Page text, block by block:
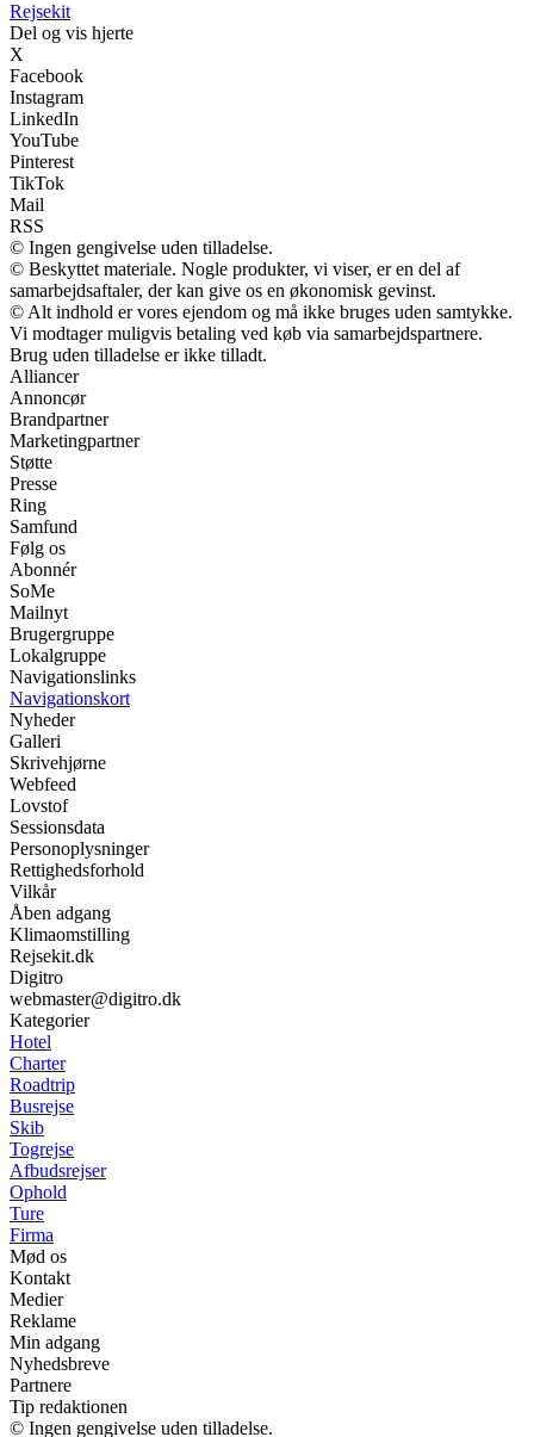
Rejsekit
Del og vis hjerte
X
Facebook
Instagram
LinkedIn
YouTube
Pinterest
TikTok
Mail
RSS
© Ingen gengivelse uden tilladelse.
© Beskyttet materiale. Nogle produkter, vi viser, er en del af
samarbejdsaftaler, der kan give os en økonomisk gevinst.
© Alt indhold er vores ejendom og må ikke bruges uden samtykke.
Vi modtager muligvis betaling ved køb via samarbejdspartnere.
Brug uden tilladelse er ikke tilladt.
Alliancer
Annoncør
Brandpartner
Marketingpartner
Støtte
Presse
Ring
Samfund
Følg os
Abonnér
SoMe
Mailnyt
Brugergruppe
Lokalgruppe
Navigationslinks
Navigationskort
Nyheder
Galleri
Skrivehjørne
Webfeed
Lovstof
Sessionsdata
Personoplysninger
Rettighedsforhold
Vilkår
Åben adgang
Klimaomstilling
Rejsekit.dk
Digitro
webmaster@digitro.dk
Kategorier
Hotel
Charter
Roadtrip
Busrejse
Skib
Togrejse
Afbudsrejser
Ophold
Ture
Firma
Mød os
Kontakt
Medier
Reklame
Min adgang
Nyhedsbreve
Partnere
Tip redaktionen
© Ingen gengivelse uden tilladelse.